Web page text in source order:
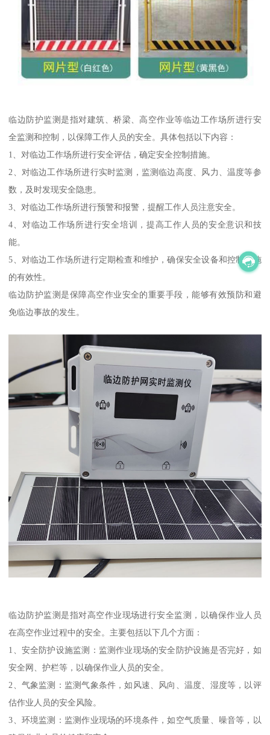
临边防护监测是指对建筑、桥梁、高空作业等临边工作场所进行安
全监测和控制，以保障工作人员的安全。具体包括以下内容：
1、对临边工作场所进行安全评估，确定安全控制措施。
2、对临边工作场所进行实时监测，监测临边高度、风力、温度等参
数，及时发现安全隐患。
3、对临边工作场所进行预警和报警，提醒工作人员注意安全。
4、对临边工作场所进行安全培训，提高工作人员的安全意识和技
能。
5、对临边工作场所进行定期检查和维护，确保安全设备和控制措施
的有效性。
临边防护监测是保障高空作业安全的重要手段，能够有效预防和避
免临边事故的发生。
临边防护监测是指对高空作业现场进行安全监测，以确保作业人员
在高空作业过程中的安全。主要包括以下几个方面：
1、安全防护设施监测：监测作业现场的安全防护设施是否完好，如
安全网、护栏等，以确保作业人员的安全。
2、气象监测：监测气象条件，如风速、风向、温度、湿度等，以评
估作业人员的安全风险。
3、环境监测：监测作业现场的环境条件，如空气质量、噪音等，以